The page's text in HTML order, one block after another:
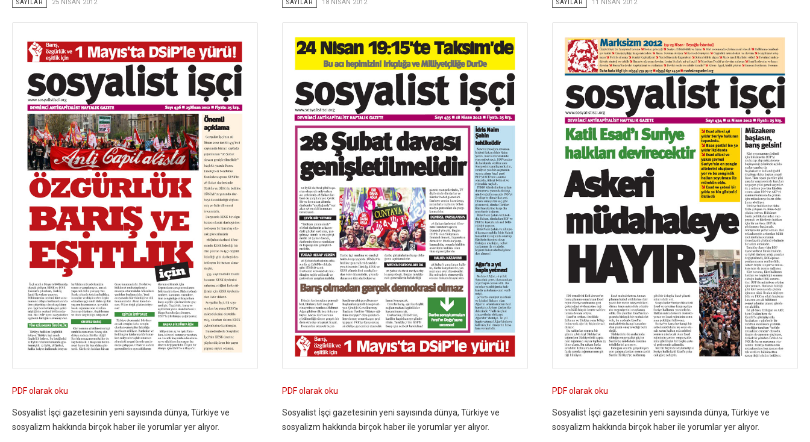
SAYILAR 25 NISAN 2012
PDF olarak oku
Sosyalist İşçi gazetesinin yeni sayısında dünya, Türkiye ve
sosyalizm hakkında birçok haber ile yorumlar yer alıyor.
SAYILAR 18 NISAN 2012
PDF olarak oku
Sosyalist İşçi gazetesinin yeni sayısında dünya, Türkiye ve
sosyalizm hakkında birçok haber ile yorumlar yer alıyor.
SAYILAR 11 NISAN 2012
PDF olarak oku
Sosyalist İşçi gazetesinin yeni sayısında dünya, Türkiye ve
sosyalizm hakkında birçok haber ile yorumlar yer alıyor.